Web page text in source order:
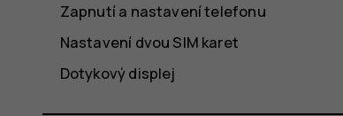
Zapnutí a nastavení telefonu
Nastavení dvou SIM karet
Dotykový displej